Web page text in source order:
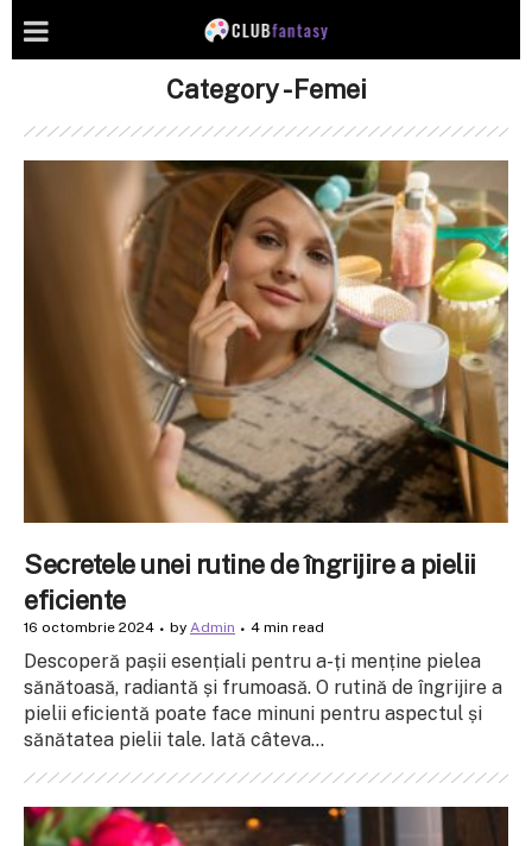
Category - Femei
Secretele unei rutine de îngrijire a pielii
eficiente
16 octombrie 2024 by Admin 4 min read
Descoperă pașii esențiali pentru a-ți menține pielea
sănătoasă, radiantă și frumoasă. O rutină de îngrijire a
pielii eficientă poate face minuni pentru aspectul și
sănătatea pielii tale. Iată câteva...